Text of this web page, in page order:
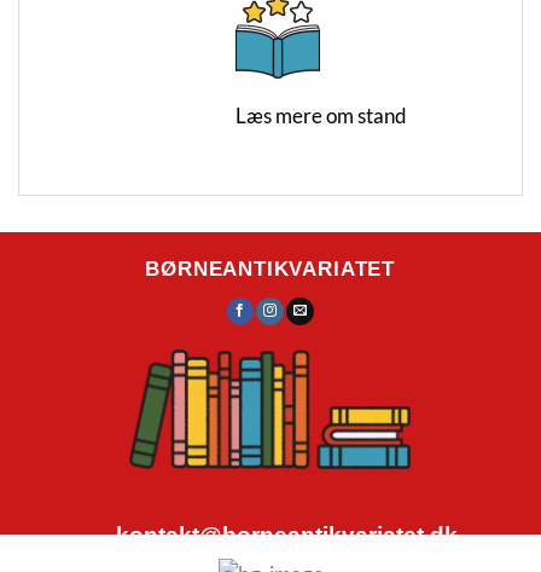
Læs mere om stand
BØRNEANTIKVARIATET
kontakt@borneantikvariatet.dk